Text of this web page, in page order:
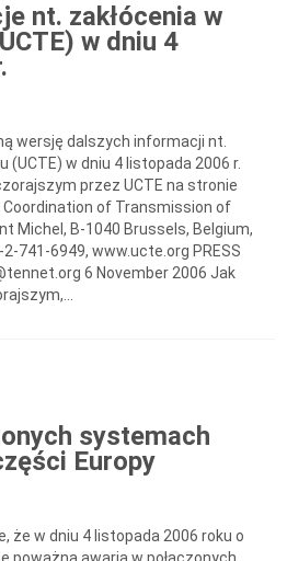
nt. zakłócenia w
w dniu 4
wersję dalszych informacji nt.
(UCTE) w dniu 4 listopada 2006 r.
przez UCTE na stronie
of Transmission of
Michel, B-1040 Brussels, Belgium,
741-6949, www.ucte.org PRESS
6 November 2006 Jak
systemach
Europy
że w dniu 4 listopada 2006 roku o